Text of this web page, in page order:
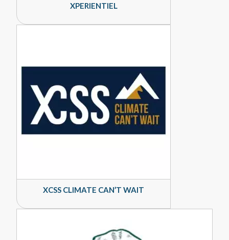
XPERIENTIEL
XCSS CLIMATE CAN’T WAIT